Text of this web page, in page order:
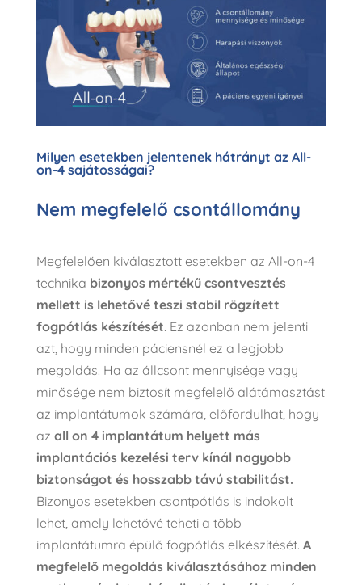
Milyen esetekben jelentenek hátrányt az All-
on-4 sajátosságai?
Nem megfelelő csontállomány
Megfelelően kiválasztott esetekben az All-on-4
technika bizonyos mértékű csontvesztés
mellett is lehetővé teszi stabil rögzített
fogpótlás készítését. Ez azonban nem jelenti
azt, hogy minden páciensnél ez a legjobb
megoldás. Ha az állcsont mennyisége vagy
minősége nem biztosít megfelelő alátámasztást
az implantátumok számára, előfordulhat, hogy
az all on 4 implantátum helyett más
implantációs kezelési terv kínál nagyobb
biztonságot és hosszabb távú stabilitást.
Bizonyos esetekben csontpótlás is indokolt
lehet, amely lehetővé teheti a több
implantátumra épülő fogpótlás elkészítését. A
megfelelő megoldás kiválasztásához minden